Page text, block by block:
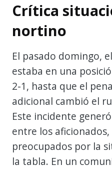
Crítica
nortino
El pasado domingo,
estaba en una
2-1, hasta que el
adicional cambió el
Este incidente
entre los
preocupados por la
la tabla. En un